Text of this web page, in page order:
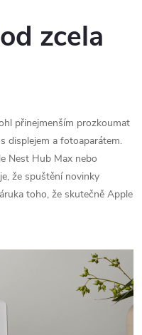
zcela
přinejmenším prozkoumat
displejem a fotoaparátem.
Nest Hub Max nebo
že spuštění novinky
toho, že skutečně Apple